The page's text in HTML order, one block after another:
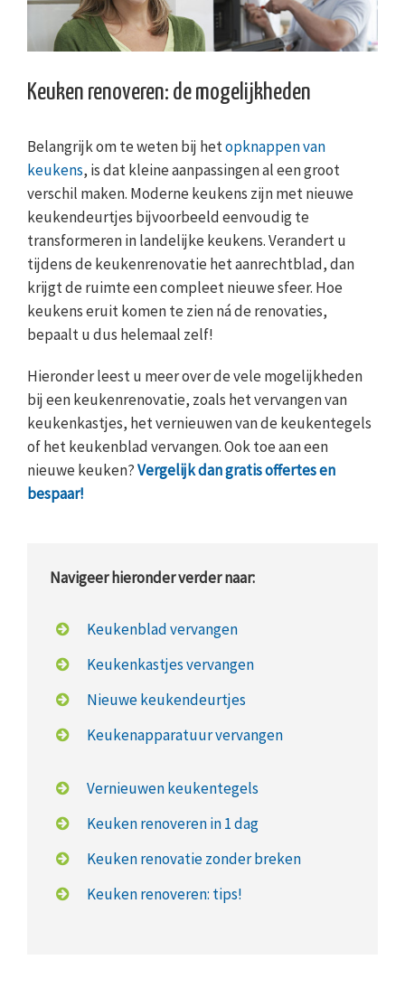
Keuken renoveren: de mogelijkheden
Belangrijk om te weten bij hetopknappen van
keukens, is dat kleine aanpassingen al een groot
verschil maken. Moderne keukens zijn met nieuwe
keukendeurtjes bijvoorbeeld eenvoudig te
transformeren in landelijke keukens. Verandert u
tijdens de keukenrenovatie het aanrechtblad, dan
krijgt de ruimte een compleet nieuwe sfeer. Hoe
keukens eruit komen te zien ná de renovaties,
bepaalt u dus helemaal zelf!
Hieronder leest u meer over de vele mogelijkheden
bij een keukenrenovatie, zoals het vervangen van
keukenkastjes, het vernieuwen van de keukentegels
of het keukenblad vervangen. Ook toe aan een
nieuwe keuken?Vergelijk dan gratis offertes en
bespaar!
Navigeer hieronder verder naar:
Keukenblad vervangen
Keukenkastjes vervangen
Nieuwe keukendeurtjes
Keukenapparatuur vervangen
Vernieuwen keukentegels
Keuken renoveren in 1 dag
Keuken renovatie zonder breken
Keuken renoveren: tips!